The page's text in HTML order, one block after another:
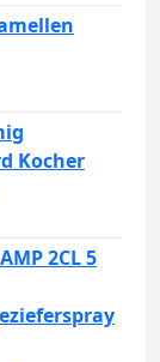
Kocher
2CL 5